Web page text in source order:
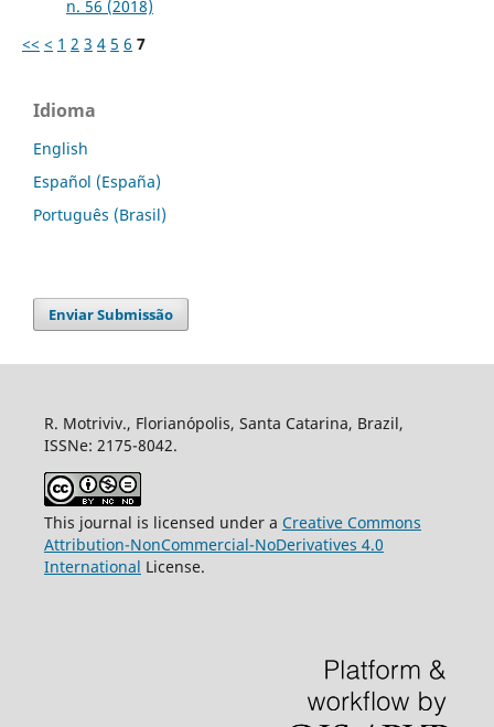
n. 56 (2018)
<< < 1 2 3 4 5 6 7
Idioma
English
Español (España)
Português (Brasil)
Enviar Submissão
R. Motriviv., Florianópolis, Santa Catarina, Brazil,
ISSNe: 2175-8042.
This journal is licensed under a Creative Commons
Attribution-NonCommercial-NoDerivatives 4.0
International License.